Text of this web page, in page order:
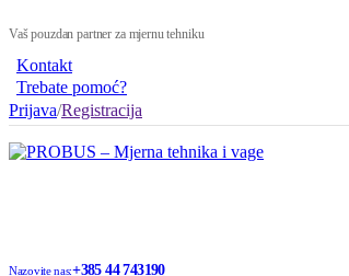
Vaš pouzdan partner za mjernu tehniku
Kontakt
Trebate pomoć?
Prijava/Registracija
Nazovite nas:+385 44 743190